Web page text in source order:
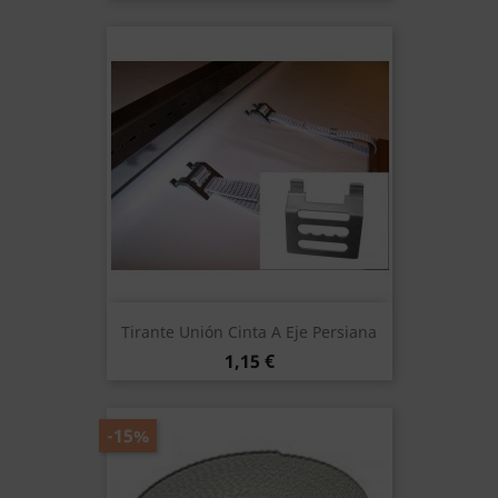
Tirante Unión Cinta A Eje Persiana
Precio
1,15 €
-15%